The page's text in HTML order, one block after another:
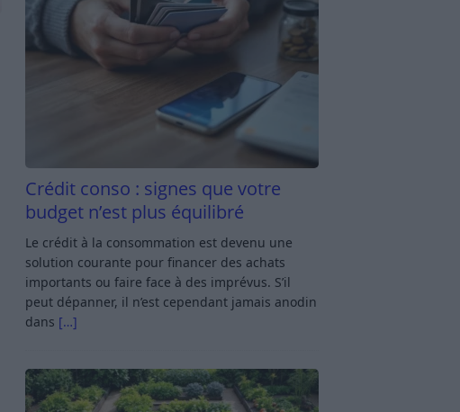
Crédit conso : signes que votre
budget n’est plus équilibré
Le crédit à la consommation est devenu une
solution courante pour financer des achats
importants ou faire face à des imprévus. S’il
peut dépanner, il n’est cependant jamais anodin
dans […]